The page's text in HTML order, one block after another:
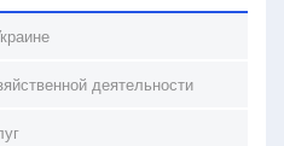
деятельности